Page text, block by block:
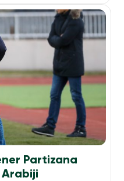
Partizana